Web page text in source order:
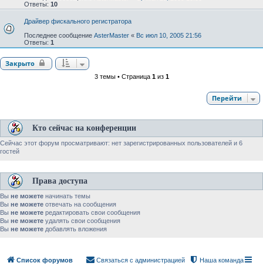
Ответы: 10
Драйвер фискального регистратора
Последнее сообщение AsterMaster « Вс июл 10, 2005 21:56
Ответы: 1
Закрыто
3 темы • Страница 1из 1
Перейти
Кто сейчас на конференции
Сейчас этот форум просматривают: нет зарегистрированных пользователей и 6
гостей
Права доступа
Вы не можете начинать темы
Вы не можете отвечать на сообщения
Вы не можете редактировать свои сообщения
Вы не можете удалять свои сообщения
Вы не можете добавлять вложения
Список форумов Наша команда
Связаться с администрацией